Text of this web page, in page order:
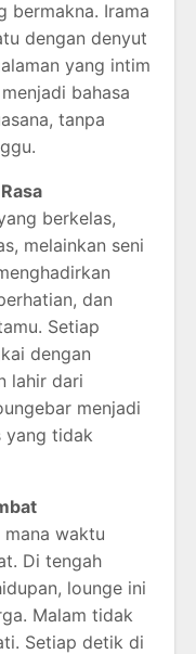
bermakna. Irama
dengan denyut
yang intim
bahasa
tanpa
berkelas,
melainkan seni
dan
Setiap
dengan
lahir dari
menjadi
yang tidak
waktu
Di tengah
lounge ini
Malam tidak
Setiap detik di